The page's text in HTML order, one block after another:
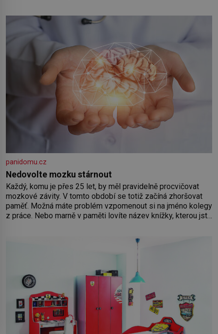
panidomu.cz
Nedovolte mozku stárnout
Každý, komu je přes 25 let, by měl pravidelně procvičovat
mozkové závity. V tomto období se totiž začíná zhoršovat
paměť. Možná máte problém vzpomenout si na jméno kolegy
z práce. Nebo marně v paměti lovíte název knížky, kterou jste